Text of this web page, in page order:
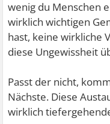
wenig du Menschen
wirklich wichtigen
hast, keine wirkliche
diese Ungewissheit
Passt der nicht,
Nächste. Diese
wirklich